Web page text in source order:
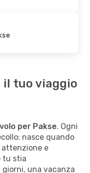
il tuo viaggio
volo per Pakse. Ogni
nasce quando
e
tu stia
una vacanza